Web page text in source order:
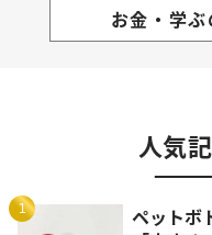
お金・学
人気
1
ペットボ